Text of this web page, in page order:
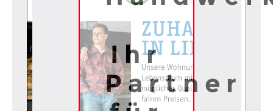
Ihr
Partner